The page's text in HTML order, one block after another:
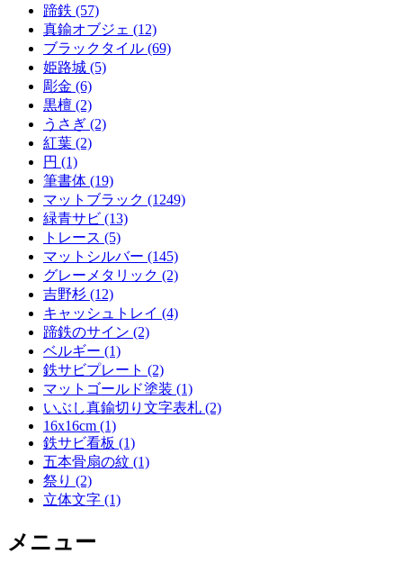
蹄鉄 (57)
真鍮オブジェ (12)
ブラックタイル (69)
姫路城 (5)
彫金 (6)
黒檀 (2)
うさぎ (2)
紅葉 (2)
円 (1)
筆書体 (19)
マットブラック (1249)
緑青サビ (13)
トレース (5)
マットシルバー (145)
グレーメタリック (2)
吉野杉 (12)
キャッシュトレイ (4)
蹄鉄のサイン (2)
ベルギー (1)
鉄サビプレート (2)
マットゴールド塗装 (1)
いぶし真鍮切り文字表札 (2)
16x16cm (1)
鉄サビ看板 (1)
五本骨扇の紋 (1)
祭り (2)
立体文字 (1)
メニュー